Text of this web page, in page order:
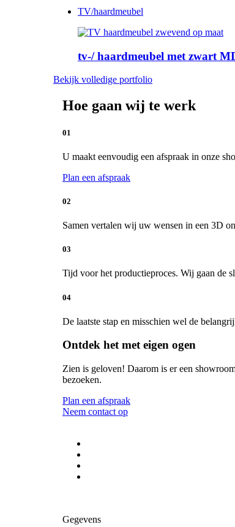
TV/haardmeubel
tv-/ haardmeubel met zwart
Bekijk volledige portfolio
Hoe gaan wij te werk
01
U maakt eenvoudig een afspraak in onze
Plan een afspraak
02
Samen vertalen wij uw wensen in een 3D
03
Tijd voor het productieproces. Wij gaan de
04
De laatste stap en misschien wel de
Ontdek het met eigen ogen
Zien is geloven! Daarom is er een
bezoeken.
Plan een afspraak
Neem contact op
Gegevens